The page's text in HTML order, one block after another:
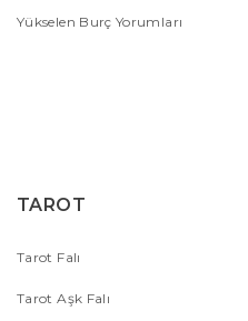
Yükselen Burç Yorumları
TAROT
Tarot Falı
Tarot Aşk Falı